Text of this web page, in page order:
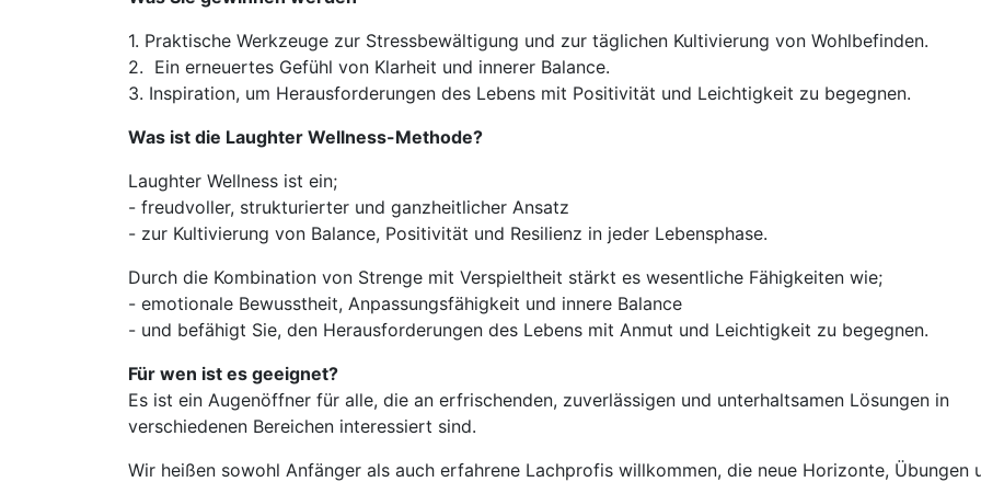
1. Praktische Werkzeuge zur Stressbewältigung und zur täglichen Kultivierung von Wohlbefinden.
2. Ein erneuertes Gefühl von Klarheit und innerer Balance.
3. Inspiration, um Herausforderungen des Lebens mit Positivität und Leichtigkeit zu begegnen.
Was ist die Laughter Wellness-Methode?
Laughter Wellness ist ein;
- freudvoller, strukturierter und ganzheitlicher Ansatz
- zur Kultivierung von Balance, Positivität und Resilienz in jeder Lebensphase.
Durch die Kombination von Strenge mit Verspieltheit stärkt es wesentliche Fähigkeiten wie;
- emotionale Bewusstheit, Anpassungsfähigkeit und innere Balance
- und befähigt Sie, den Herausforderungen des Lebens mit Anmut und Leichtigkeit zu begegnen.
Für wen ist es geeignet?
Es ist ein Augenöffner für alle, die an erfrischenden, zuverlässigen und unterhaltsamen Lösungen in
verschiedenen Bereichen interessiert sind.
Wir heißen sowohl Anfänger als auch erfahrene Lachprofis willkommen, die neue Horizonte, Übungen